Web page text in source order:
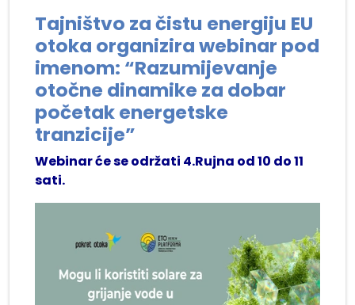
Tajništvo za čistu energiju EU
otoka organizira webinar pod
imenom: “Razumijevanje
otočne dinamike za dobar
početak energetske
tranzicije”
Webinar će se održati 4.Rujna od 10 do 11
sati.